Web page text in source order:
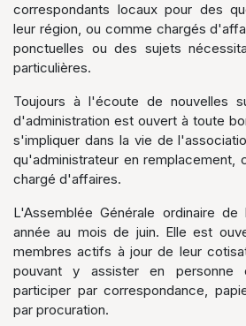
correspondants locaux pour des
leur région, ou comme chargés
ponctuelles ou des sujets
particulières.
Toujours à l'écoute de nouvelles
d'administration est ouvert à toute
s'impliquer dans la vie de
qu'administrateur en remplacement,
chargé d'affaires.
L'Assemblée Générale ordinaire
année au mois de juin. Elle est
membres actifs à jour de leur
pouvant y assister en personne
participer par correspondance,
par procuration.